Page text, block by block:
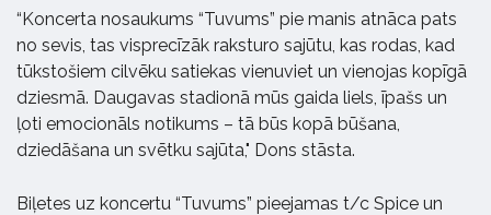
“Koncerta nosaukums “Tuvums” pie manis atnāca pats
no sevis, tas visprecīzāk raksturo sajūtu, kas rodas, kad
tūkstošiem cilvēku satiekas vienuviet un vienojas kopīgā
dziesmā. Daugavas stadionā mūs gaida liels, īpašs un
ļoti emocionāls notikums – tā būs kopā būšana,
dziedāšana un svētku sajūta," Dons stāsta.
Biļetes uz koncertu “Tuvums” pieejamas t/c Spice un